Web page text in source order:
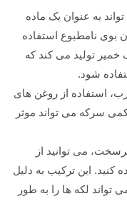
به عنوان یک ماده
بوی نامطبوع استفاده
تولید می کند که
شود.
استفاده از روغن های
سرکه می تواند موثر
می توانید از
این ترکیب به دلیل
تواند لکه ها را به طور